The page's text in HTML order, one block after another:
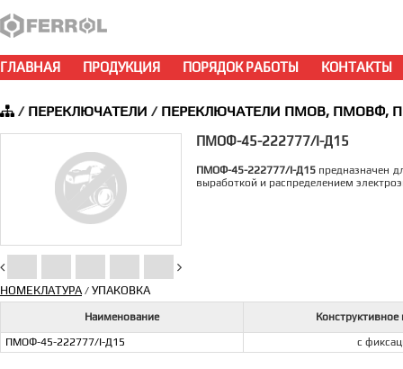
ГЛАВНАЯ ПРОДУКЦИЯ ПОРЯДОК РАБОТЫ КОНТАКТЫ
/ ПЕРЕКЛЮЧАТЕЛИ / ПЕРЕКЛЮЧАТЕЛИ ПМОВ, ПМОВФ,
ПМОФ-45-222777/I-Д15
ПМОФ-45-222777/I-Д15 предназначен
выработкой и распределением
НОМЕКЛАТУРА/ УПАКОВКА
Наименование
Конструктивное
ПМОФ-45-222777/I-Д15
с